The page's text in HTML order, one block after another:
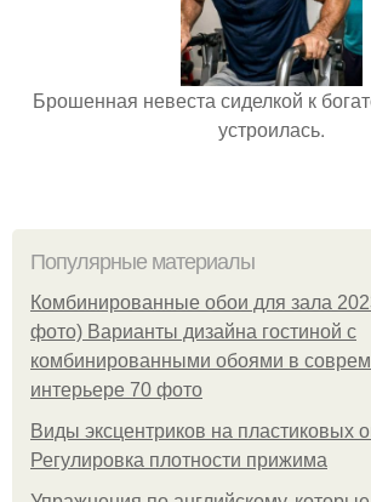
Брошенная невеста сиделкой к
устроилась.
Популярные материалы
Комбинированные обои для зала
фото) Варианты дизайна гостиной с
комбинированными обоями в
интерьере 70 фото
Виды эксцентриков на пластиковых
Регулировка плотности прижима